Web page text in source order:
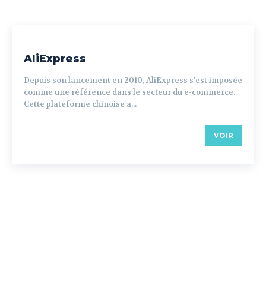
AliExpress
Depuis son lancement en 2010, AliExpress s'est imposée
comme une référence dans le secteur du e-commerce.
Cette plateforme chinoise a...
VOIR